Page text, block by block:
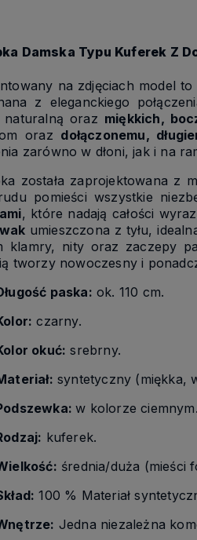
Damska Typu Kuferek Z
na zdjęciach model
z eleganckiego
naturalną oraz miękkich,
oraz dołączonemu,
zarówno w dłoni, jak i na
została zaprojektowana z
pomieści wszystkie
, które nadają całości
umieszczona z tyłu,
klamry, nity oraz zaczepy
tworzy nowoczesny i
paska: ok. 110 cm.
czarny.
okuć: srebrny.
syntetyczny (miękka,
w kolorze ciemnym.
kuferek.
średnia/duża (mieści
100 % Materiał
Jedna niezależna